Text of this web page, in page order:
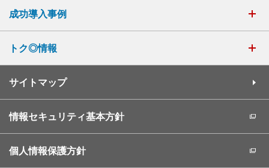
成功導入事例
トク◎情報
サイトマップ
情報セキュリティ基本方針
個人情報保護方針